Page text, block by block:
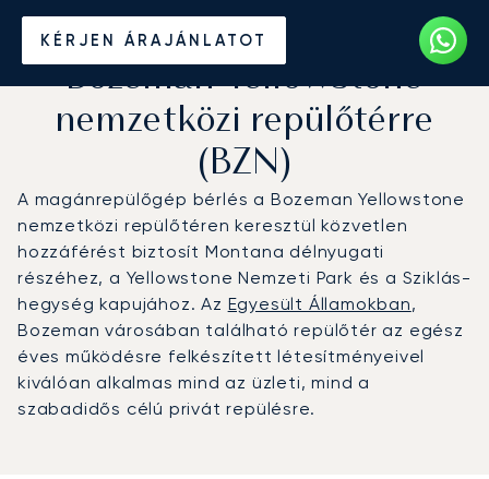
KÉRJEN ÁRAJÁNLATOT
Magánrepülőgép bérlése a
Bozeman Yellowstone
nemzetközi repülőtérre
(BZN)
A magánrepülőgép bérlés a Bozeman Yellowstone
nemzetközi repülőtéren keresztül közvetlen
hozzáférést biztosít Montana délnyugati
részéhez, a Yellowstone Nemzeti Park és a Sziklás-
hegység kapujához. Az Egyesült Államokban,
Bozeman városában található repülőtér az egész
éves működésre felkészített létesítményeivel
kiválóan alkalmas mind az üzleti, mind a
szabadidős célú privát repülésre.